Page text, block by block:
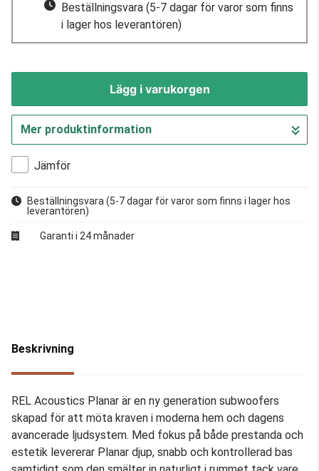
Beställningsvara (5-7 dagar för varor som finns
i lager hos leverantören)
Lägg i varukorgen
Gå till kassan
Mer produktinformation
Jämför
Beställningsvara (5-7 dagar för varor som finns i lager hos
leverantören)
Garanti i 24 månader
Beskrivning
REL Acoustics Planar är en ny generation subwoofers
skapad för att möta kraven i moderna hem och dagens
avancerade ljudsystem. Med fokus på både prestanda och
estetik levererar Planar djup, snabb och kontrollerad bas